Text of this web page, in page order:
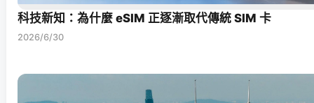
科技新知：為什麼 eSIM 正逐漸取代傳統 SIM 卡
2026/6/30